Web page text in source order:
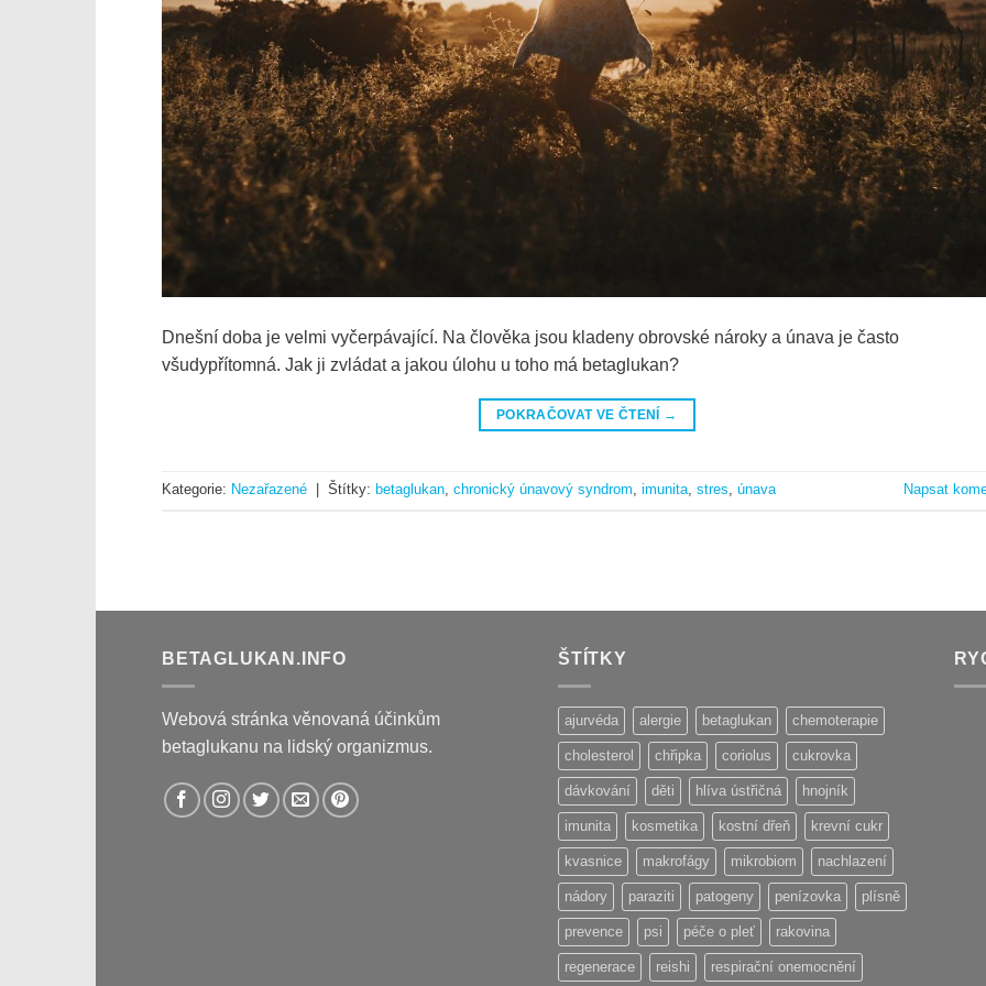
Dnešní doba je velmi vyčerpávající. Na člověka jsou kladeny obrovské nároky a únava je často
všudypřítomná. Jak ji zvládat a jakou úlohu u toho má betaglukan?
POKRAČOVAT VE ČTENÍ →
Kategorie: Nezařazené Štítky: betaglukan, chronický únavový syndrom, imunita, stres, únava Napsat
BETAGLUKAN.INFO
Webová stránka věnovaná účinkům
betaglukanu na lidský organizmus.
ŠTÍTKY
ajurvéda alergie betaglukan chemoterapie
cholesterol chřipka coriolus cukrovka
dávkování děti hlíva ústřičná hnojník
imunita kosmetika kostní dřeň krevní cukr
kvasnice makrofágy mikrobiom nachlazení
nádory paraziti patogeny penízovka plísně
prevence psi péče o pleť rakovina
regenerace reishi respirační onemocnění